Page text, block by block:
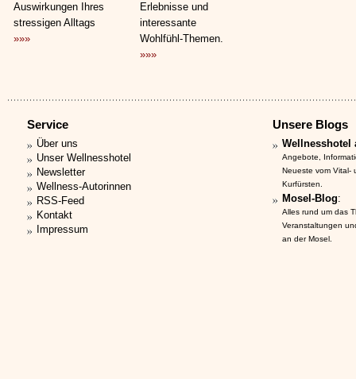
Auswirkungen Ihres
stressigen Alltags
»»»
Erlebnisse und
interessante
Wohlfühl-Themen.
»»»
Service
Über uns
Unser Wellnesshotel
Newsletter
Wellness-Autorinnen
RSS-Feed
Kontakt
Impressum
Unsere Blogs
Wellnesshotel
Angebote,
Neueste vom Vital-
Kurfürsten.
Mosel-Blog:
Alles rund um das
Veranstaltungen
an der Mosel.